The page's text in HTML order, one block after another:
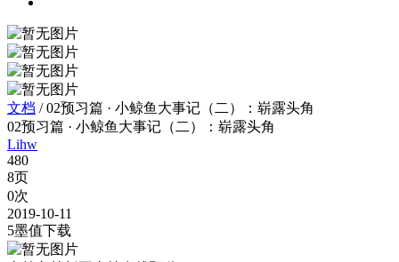
文档 /02预习篇 · 小鲸鱼大事记（二）：崭露头角
02预习篇 · 小鲸鱼大事记（二）：崭露头角
Lihw
480
8页
0次
2019-10-11
5墨值下载